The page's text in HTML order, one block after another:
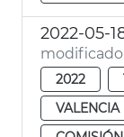
2022-05-
2022
VALENCIA